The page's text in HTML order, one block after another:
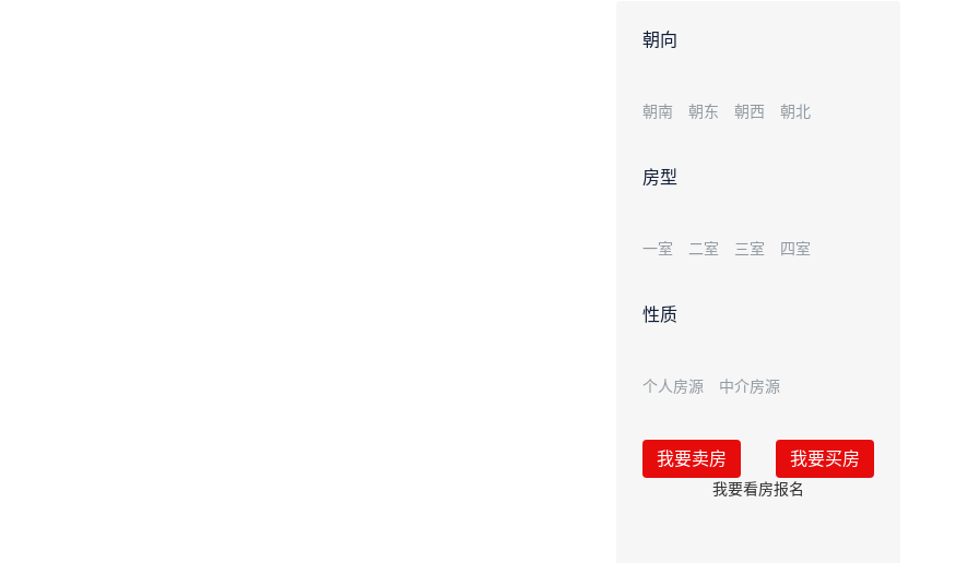
朝向
朝南 朝东 朝西 朝北
房型
一室 二室 三室 四室
性质
个人房源 中介房源
我要卖房 我要买房
我要看房报名